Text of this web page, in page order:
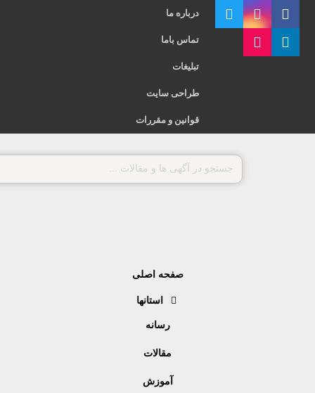
درباره ما
تماس باما
تبلیغات
طراحی سایت
قوانین و مقررات
صفحه اصلی
استانها
رسانه
مقالات
آموزش